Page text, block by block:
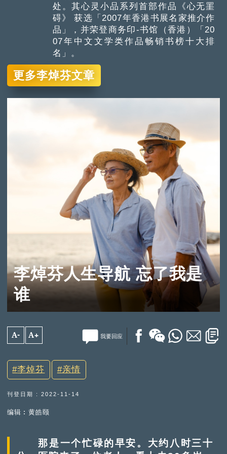
处。其心灵小品系列首部作品《心无罣
碍》 获选「2007年香港书展名家推介作
品」，并荣登商务印-书馆（香港）「20
07年中文文学类作品畅销书榜十大排
名」。
更多李焯芬文章
李焯芬人生导航 忘了我是
谁
A- A+ 我要回应
李焯芬 亲情
刊登日期 : 2022-11-14
编辑︰黄皓颐
那是一个忙碌的早安。大约八时三十